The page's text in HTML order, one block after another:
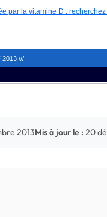
par la vitamine D :
2013 ///
2013Mis à jour le : 20